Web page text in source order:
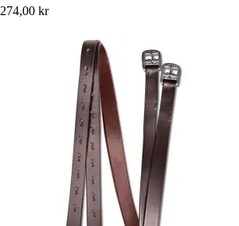
274,00 kr